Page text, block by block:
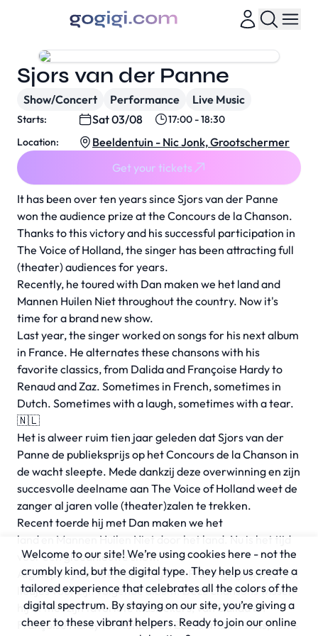
It has been over ten years since Sjors van der Panne
won the audience prize at the Concours de la Chanson.
Thanks to this victory and his successful participation in
The Voice of Holland, the singer has been attracting full
(theater) audiences for years.
Recently, he toured with Dan maken we het land and
Mannen Huilen Niet throughout the country. Now it's
time for a brand new show.
Last year, the singer worked on songs for his next album
in France. He alternates these chansons with his
favorite classics, from Dalida and Françoise Hardy to
Renaud and Zaz. Sometimes in French, sometimes in
Dutch. Sometimes with a laugh, sometimes with a tear.
🇳🇱
Het is alweer ruim tien jaar geleden datSjors van der
Panne de publieksprijs op het Concours de la Chanson in
de wacht sleepte. Mede dankzij deze overwinning en zijn
succesvolle deelname aan The Voice of Holland weet de
zanger al jaren volle (theater)zalen te trekken.
Recent toerde hij met Dan maken we het
land en Mannen Huilen Niet door het land. Nu is het tijd
voor een gloednieuwe show.
Afgelopen jaar heeft de zanger in Frankrijk gewerkt aan
liedjes voor zijn volgende album. Deze chansons wisselt
hij af met zijn favoriete klassiekers, van Dalida en
Françoise Hardy tot Renaud en Zaz. Soms in Frans, soms
Sjors van der Panne
Show/Concert Performance Live Music
Starts: Sat 03/08
17:00 - 18:30
Location:
Beeldentuin - Nic Jonk, Grootschermer
Get your tickets
Welcome to our site! We’re using cookies here - not the
crumbly kind, but the digital type. They help us create a
tailored experience that celebrates all the colors of the
digital spectrum. By staying on our site, you’re giving a
cheer to these vibrant helpers. Ready to join our online